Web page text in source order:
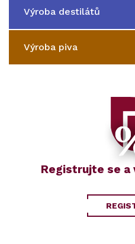
Výroba destilátů
Výroba piva
Registrujte se a